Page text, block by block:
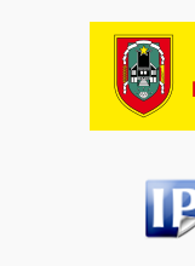
Dalam
Makna
Artikel